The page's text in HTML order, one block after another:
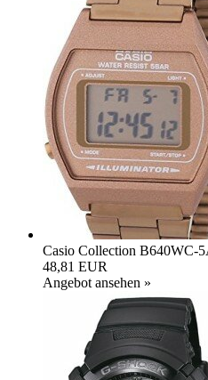
Casio Collection B640WC-
48,81 EUR
Angebot ansehen »